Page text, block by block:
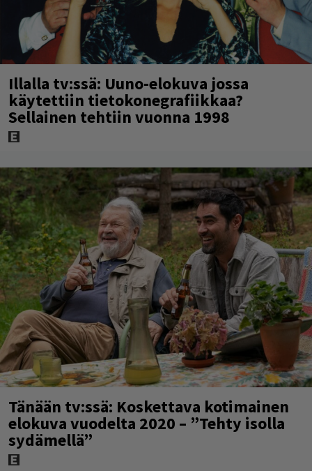
Illalla tv:ssä: Uuno-elokuva jossa
käytettiin tietokonegrafiikkaa?
Sellainen tehtiin vuonna 1998
Tänään tv:ssä: Koskettava kotimainen
elokuva vuodelta 2020 – ”Tehty isolla
sydämellä”